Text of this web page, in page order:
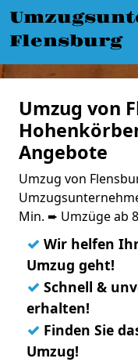
Flensburg
Umzug von
Angebote
Umzug von
Min. ➨ Umzüge ab
✓ Wir helfen
Umzug geht!
✓ Schnell &
erhalten!
✓ Finden Sie
Umzug!